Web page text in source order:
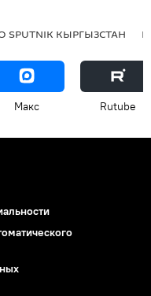
SPUTNIK КЫРГЫЗСТАН
Макс Rutube